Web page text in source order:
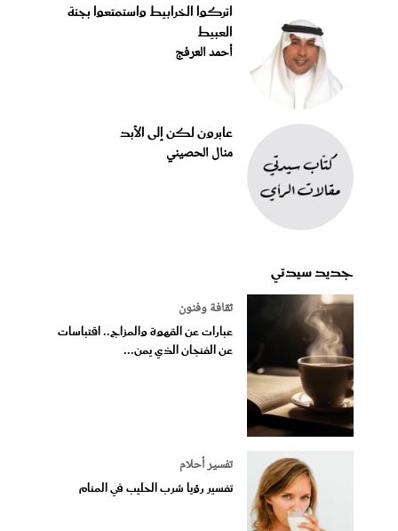
اتركوا الخرابيط واستمتعوا بجنة
العبيط
أحمد العرفج
عابرون لكن إلى الأبد
منال الحصيني
جديد سيدتي
ثقافة وفنون
عبارات عن القهوة والمزاج.. اقتباسات
عن الفنجان الذي يمن...
تفسير أحلام
تفسير رؤيا شرب الحليب في المنام